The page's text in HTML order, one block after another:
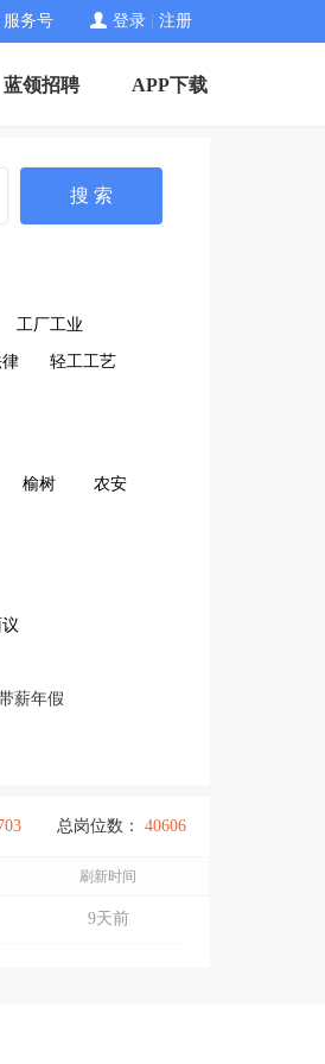
服务号 登录 注册
蓝领招聘 APP下载
搜 索
工厂工业
轻工工艺
榆树
农安
薪年假
总岗位数： 40606
刷新时间
9天前